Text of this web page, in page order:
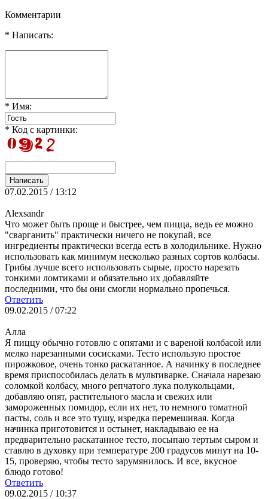
Комментарии
* Написать:
* Имя:
* Код с картинки:
07.02.2015 / 13:12
Alexsandr
Что может быть проще и быстрее, чем пицца, ведь ее можно
"сварганить" практически ничего не покупай, все
ингредиенты практически всегда есть в холодильнике. Нужно
использовать как минимум несколько разных сортов колбасы.
Грибы лучше всего использовать сырые, просто нарезать
тонкими ломтиками и обязательно их добавляйте
последними, что бы они смогли нормально пропечься.
Ответить
09.02.2015 / 07:22
Алла
Я пиццу обычно готовлю с опятами и с вареной колбасой или
мелко нарезанными сосисками. Тесто использую простое
пирожковое, очень тонко раскатанное. А начинку в последнее
время приспособилась делать в мультиварке. Сначала нарезаю
соломкой колбасу, много репчатого лука полукольцами,
добавляю опят, растительного масла и свежих или
замороженных помидор, если их нет, то немного томатной
пасты, соль и все это тушу, изредка перемешивая. Когда
начинка приготовится и остынет, накладываю ее на
предварительно раскатанное тесто, посыпаю тертым сыром и
ставлю в духовку при температуре 200 градусов минут на 10-
15, проверяю, чтобы тесто зарумянилось. И все, вкусное
блюдо готово!
Ответить
09.02.2015 / 10:37